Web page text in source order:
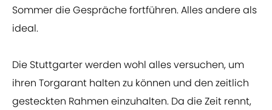
Sommer die Gespräche fortführen. Alles andere als
ideal.
Die Stuttgarter werden wohl alles versuchen, um
ihren Torgarant halten zu können und den zeitlich
gesteckten Rahmen einzuhalten. Da die Zeit rennt,